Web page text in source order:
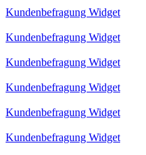
Kundenbefragung Widget
Kundenbefragung Widget
Kundenbefragung Widget
Kundenbefragung Widget
Kundenbefragung Widget
Kundenbefragung Widget